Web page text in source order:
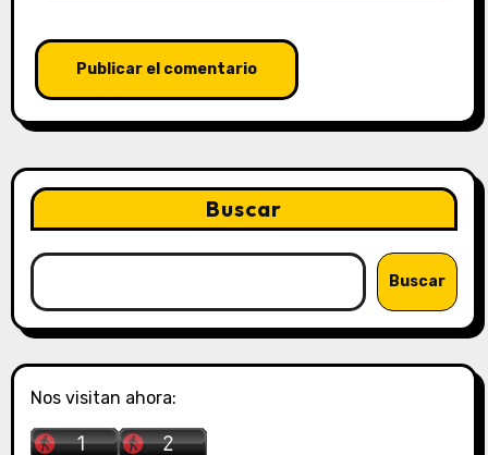
Buscar
Buscar
Nos visitan ahora: